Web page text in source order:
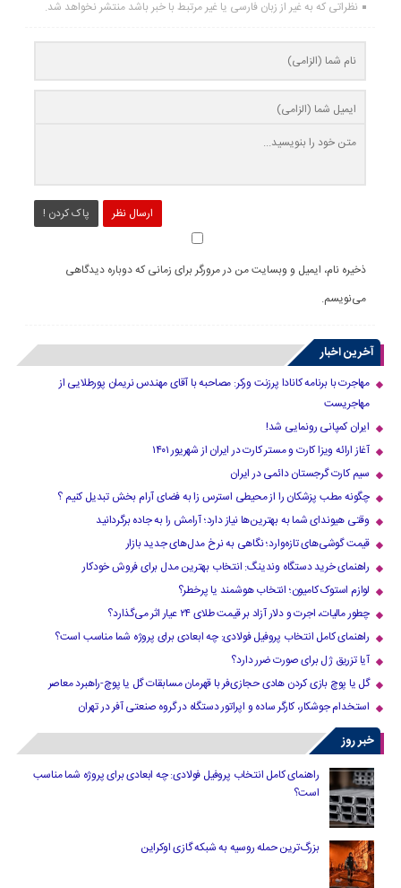
نظراتی که به غیر از زبان فارسی یا غیر مرتبط با خبر باشد منتشر نخواهد شد.
ارسال نظر پاک کردن !
ذخیره نام، ایمیل و وبسایت من در مرورگر برای زمانی که دوباره دیدگاهی
می‌نویسم.
آخرین اخبار
مهاجرت با برنامه کانادا پرزنت ورکر: مصاحبه با آقای مهندس نریمان پورطلایی از
مهاجریست
ایران کمپانی رونمایی شد!
آغاز ارائه ویزا کارت و مستر کارت در ایران از شهریور ۱۴۰۱
سیم کارت گرجستان دائمی در ایران
چگونه مطب پزشکان را از محیطی استرس زا به فضای آرام بخش تبدیل کنیم ؟
وقتی هیوندای شما به بهترین‌ها نیاز دارد؛ آرامش را به جاده برگردانید
قیمت گوشی‌های تازه‌وارد؛ نگاهی به نرخ مدل‌های جدید بازار
راهنمای خرید دستگاه وندینگ: انتخاب بهترین مدل برای فروش خودکار
لوازم استوک کامیون؛ انتخاب هوشمند یا پرخطر؟
چطور مالیات، اجرت و دلار آزاد بر قیمت طلای ۲۴ عیار اثر می‌گذارد؟
راهنمای کامل انتخاب پروفیل فولادی: چه ابعادی برای پروژه شما مناسب است؟
آیا تزریق ژل برای صورت ضرر دارد​؟
گل یا پوچ بازی کردن هادی حجازی‌فر با قهرمان مسابقات گل یا پوچ-راهبرد معاصر
استخدام جوشکار، کارگر ساده و اپراتور دستگاه در گروه صنعتی آفر در تهران
خبر روز
راهنمای کامل انتخاب پروفیل فولادی: چه ابعادی برای پروژه شما مناسب
است؟
بزرگ‌ترین حمله روسیه به شبکه گازی اوکراین